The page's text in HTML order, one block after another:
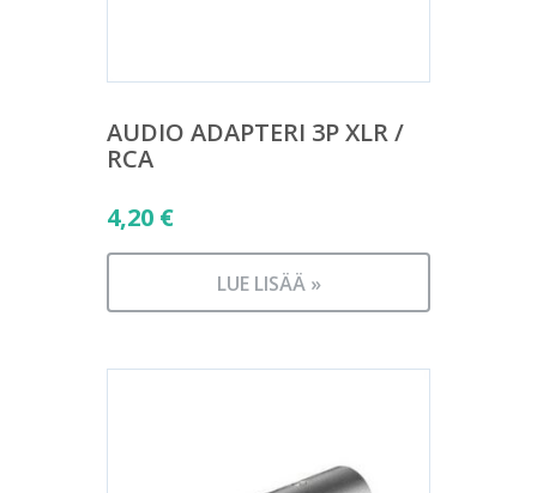
AUDIO ADAPTERI 3P XLR /
RCA
4,20 €
LUE LISÄÄ »